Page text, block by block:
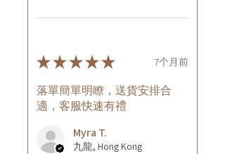
★★★★★ 7个月前
落單簡單明瞭，送貨安排合
適，客服快速有禮
Myra T.
九龍, Hong Kong